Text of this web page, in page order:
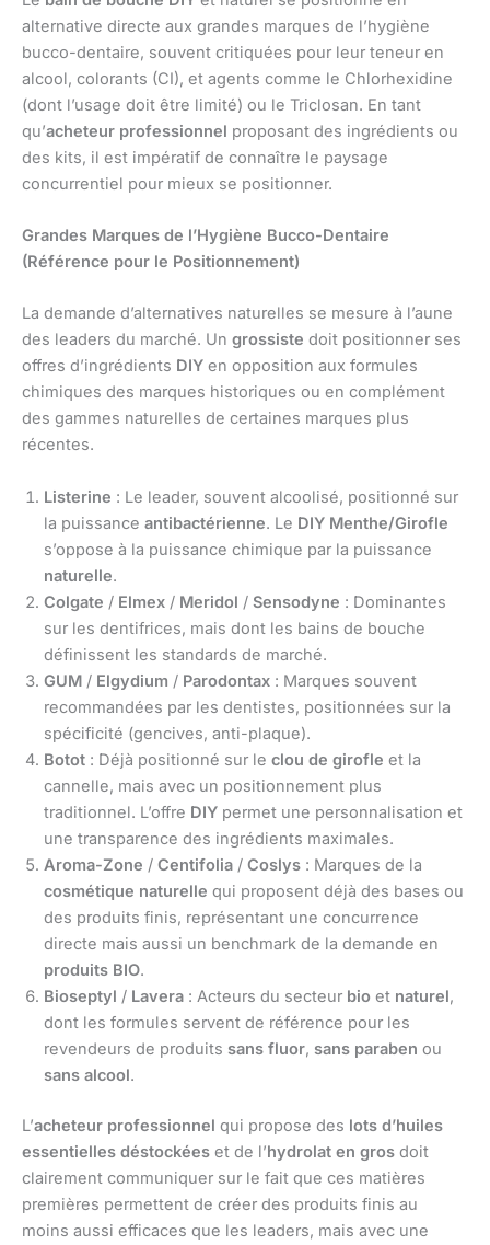
alternative directe aux grandes marques de l’hygiène
bucco-dentaire, souvent critiquées pour leur teneur en
alcool, colorants (CI), et agents comme le Chlorhexidine
(dont l’usage doit être limité) ou le Triclosan. En tant
qu’acheteur professionnel proposant des ingrédients ou
des kits, il est impératif de connaître le paysage
concurrentiel pour mieux se positionner.
Grandes Marques de l’Hygiène Bucco-Dentaire
(Référence pour le Positionnement)
La demande d’alternatives naturelles se mesure à l’aune
des leaders du marché. Un grossiste doit positionner ses
offres d’ingrédients DIY en opposition aux formules
chimiques des marques historiques ou en complément
des gammes naturelles de certaines marques plus
récentes.
Listerine : Le leader, souvent alcoolisé, positionné sur
la puissance antibactérienne. Le DIY Menthe/Girofle
s’oppose à la puissance chimique par la puissance
naturelle.
Colgate / Elmex / Meridol / Sensodyne : Dominantes
sur les dentifrices, mais dont les bains de bouche
définissent les standards de marché.
GUM / Elgydium / Parodontax : Marques souvent
recommandées par les dentistes, positionnées sur la
spécificité (gencives, anti-plaque).
Botot : Déjà positionné sur le clou de girofle et la
cannelle, mais avec un positionnement plus
traditionnel. L’offre DIY permet une personnalisation et
une transparence des ingrédients maximales.
Aroma-Zone / Centifolia / Coslys : Marques de la
cosmétique naturelle qui proposent déjà des bases ou
des produits finis, représentant une concurrence
directe mais aussi un benchmark de la demande en
produits BIO.
Bioseptyl / Lavera : Acteurs du secteur bio et naturel,
dont les formules servent de référence pour les
revendeurs de produits sans fluor, sans paraben ou
sans alcool.
L’acheteur professionnel qui propose des lots d’huiles
essentielles déstockées et de l’hydrolat en gros doit
clairement communiquer sur le fait que ces matières
premières permettent de créer des produits finis au
moins aussi efficaces que les leaders, mais avec une